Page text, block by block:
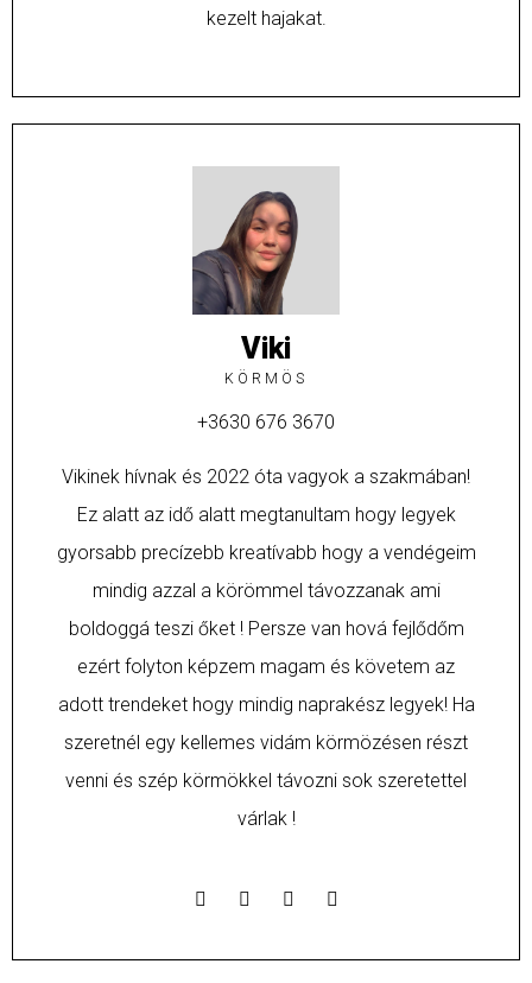
kezelt hajakat.
Viki
KÖRMÖS
+3630 676 3670
Vikinek hívnak és 2022 óta vagyok a szakmában!
Ez alatt az idő alatt megtanultam hogy legyek
gyorsabb precízebb kreatívabb hogy a vendégeim
mindig azzal a körömmel távozzanak ami
boldoggá teszi őket ! Persze van hová fejlődőm
ezért folyton képzem magam és követem az
adott trendeket hogy mindig naprakész legyek! Ha
szeretnél egy kellemes vidám körmözésen részt
venni és szép körmökkel távozni sok szeretettel
várlak !